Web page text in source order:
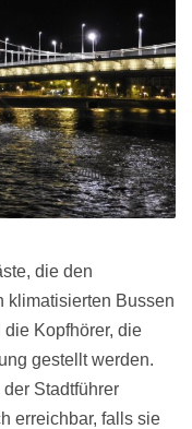
die den
klimatisierten Bussen
Kopfhörer, die
gestellt werden.
Stadtführer
erreichbar, falls sie